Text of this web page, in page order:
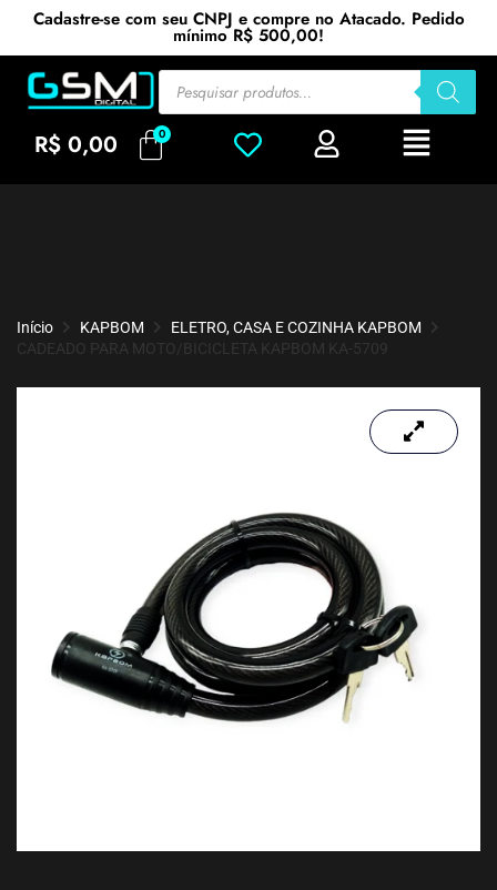
Cadastre-se com seu CNPJ e compre no Atacado. Pedido
mínimo R$ 500,00!
R$ 0,00
Início KAPBOM
ELETRO, CASA E COZINHA KAPBOM
CADEADO PARA MOTO/BICICLETA KAPBOM KA-5709